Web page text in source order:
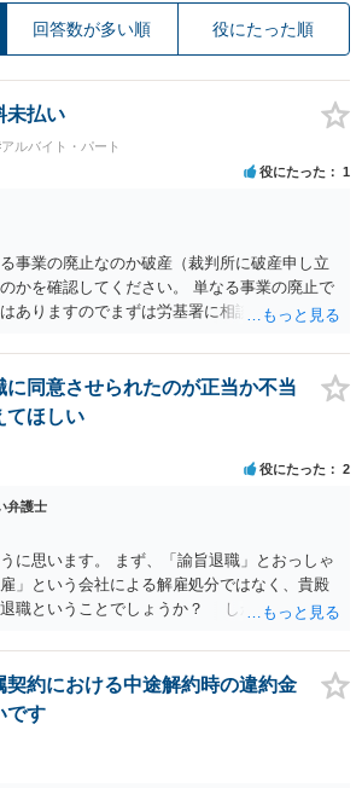
回答数が多い順 役にたった順
未払い
ルバイト・パート
役にたった 1
事業の廃止なのか破産（裁判所に破産申し立
かを確認してください。 単なる事業の廃止で
ありますのでまずは労基署に相談してくださ
賃金などの労働債権は他の債務より優先して
払までにかなり時間がかかるでしょう。 さら
者健康安全機構 」という公的機関が未払賃金
す。詳しくは、同機構の＜未払賃金立替払相
8663 相談時間：土日祝日を除く9:15～1
さい。同じように未払となった他の従業員の
てみるといいでしょう。
同意させられたのが正当か不当
てほしい
役にたった 2
弁護士
に思います。 まず、「諭旨退職」とおっしゃ
」という会社による解雇処分ではなく、貴殿
職ということでしょうか？ しかし、記載さ
は客観的で合理的な理由が必要であり、かつ
念上相当と認められない限り、解雇は無効で
ト炎上の内容や原因、勤務先に与えた影響な
れば、何とも申し上げることができません。
問題もあるかもしれません。 ある程度労働
が必要な事案ですので、一度、お近くの弁護
契約における中途解約時の違約金
です